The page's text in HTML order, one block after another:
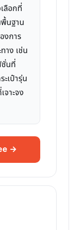
ลือกที่
นฐาน
งการ
าง เช่น
นที่
เป๋ารุ่น
าะจง
→